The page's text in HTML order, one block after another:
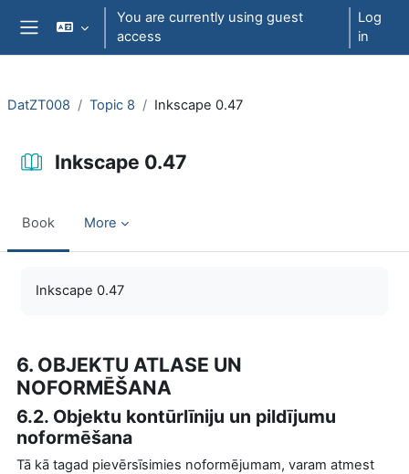
Skip to main content
You are currently using guest
access
Log
in
DatZT008 Topic 8 Inkscape 0.47
Inkscape 0.47
Book More
Inkscape 0.47
6. OBJEKTU ATLASE UN
NOFORMĒŠANA
6.2. Objektu kontūrlīniju un pildījumu
noformēšana
Tā kā tagad pievērsīsimies noformējumam, varam atmest